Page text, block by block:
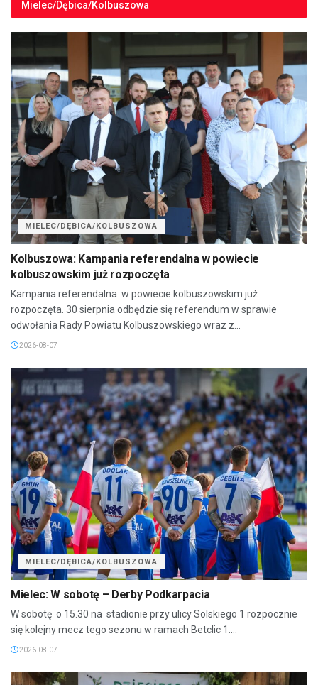
Mielec/Dębica/Kolbuszowa
MIELEC/DĘBICA/KOLBUSZOWA
Kolbuszowa: Kampania referendalna w powiecie
kolbuszowskim już rozpoczęta
Kampania referendalna w powiecie kolbuszowskim już
rozpoczęta. 30 sierpnia odbędzie się referendum w sprawie
odwołania Rady Powiatu Kolbuszowskiego wraz z...
2026-08-07
MIELEC/DĘBICA/KOLBUSZOWA
Mielec: W sobotę – Derby Podkarpacia
W sobotę o 15.30 na stadionie przy ulicy Solskiego 1 rozpocznie
się kolejny mecz tego sezonu w ramach Betclic 1....
2026-08-07